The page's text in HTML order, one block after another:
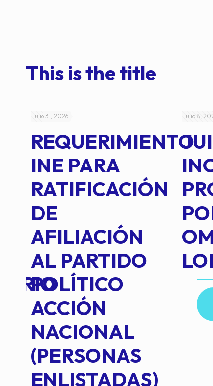
This is the title
julio 31, 2026
REQUERIMIENTO
INE PARA
RATIFICACIÓN
DE
AFILIACIÓN
AL PARTIDO
POLÍTICO
ACCIÓN
NACIONAL
(PERSONAS
ENLISTADAS)
julio 8,